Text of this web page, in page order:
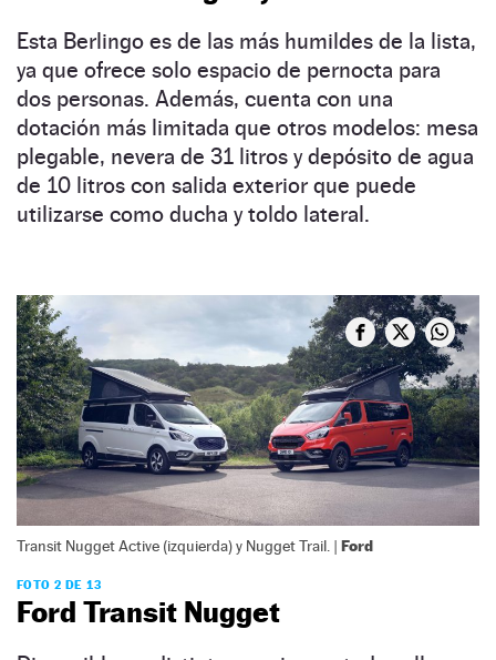
Esta Berlingo es de las más humildes de la lista,
ya que ofrece solo espacio de pernocta para
dos personas. Además, cuenta con una
dotación más limitada que otros modelos: mesa
plegable, nevera de 31 litros y depósito de agua
de 10 litros con salida exterior que puede
utilizarse como ducha y toldo lateral.
Transit Nugget Active (izquierda) y Nugget Trail. | Ford
FOTO 2 DE 13
Ford Transit Nugget